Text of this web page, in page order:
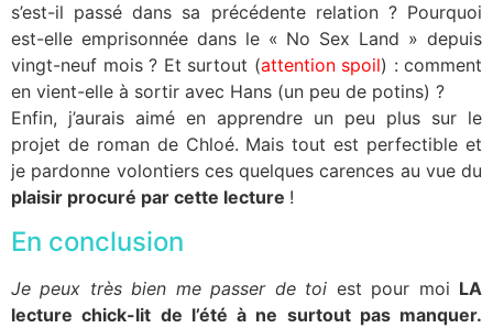
s’est-il passé dans sa précédente relation ? Pourquoi
est-elle emprisonnée dans le « No Sex Land » depuis
vingt-neuf mois ? Et surtout (attention spoil) : comment
en vient-elle à sortir avec Hans (un peu de potins) ?
Enfin, j’aurais aimé en apprendre un peu plus sur le
projet de roman de Chloé. Mais tout est perfectible et
je pardonne volontiers ces quelques carences au vue du
plaisir procuré par cette lecture !
En conclusion
Je peux très bien me passer de toi est pour moi LA
lecture chick-lit de l’été à ne surtout pas manquer.